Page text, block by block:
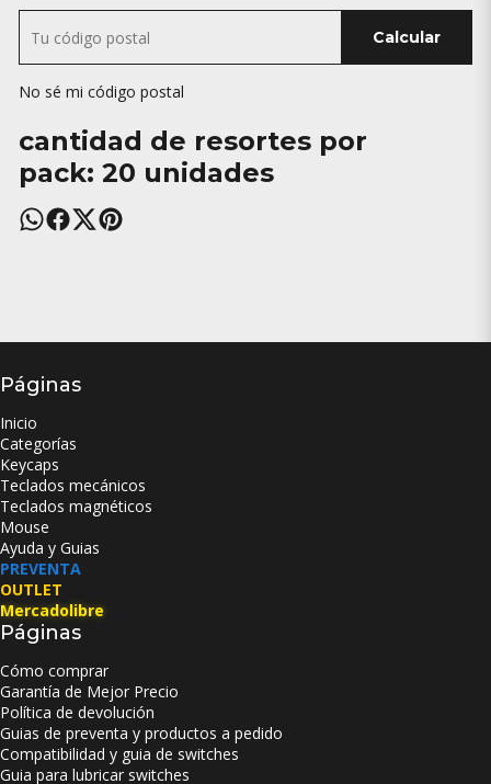
Calcular
No sé mi código postal
cantidad de resortes por
pack: 20 unidades
Páginas
Inicio
Categorías
Keycaps
Teclados mecánicos
Teclados magnéticos
Mouse
Ayuda y Guias
PREVENTA
OUTLET
Mercadolibre
Páginas
Cómo comprar
Garantía de Mejor Precio
Política de devolución
Guias de preventa y productos a pedido
Compatibilidad y guia de switches
Guia para lubricar switches